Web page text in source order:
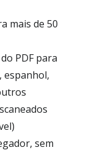
mais de 50
PDF para
espanhol,
sem